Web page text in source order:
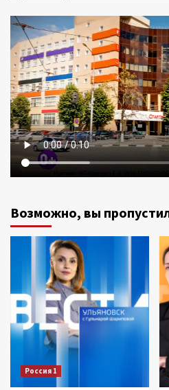
Возможно, вы
Россия 1